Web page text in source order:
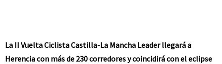
La II Vuelta Ciclista Castilla-La Mancha Leader llegará a
Herencia con más de 230 corredores y coincidirá con el eclipse